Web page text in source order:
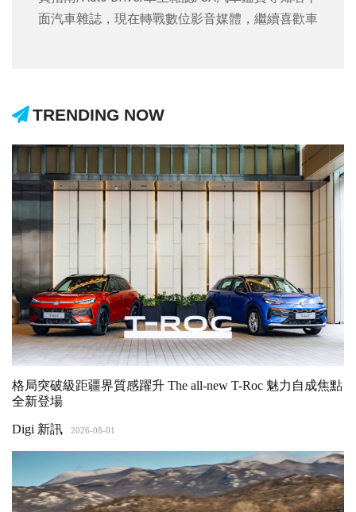
面汽車雜誌，現在轉戰數位影音媒體，繼續喜歡車
TRENDING NOW
格局突破級距疆界質感躍升 The all-new T-Roc 魅力自成焦點
全新登場
Digi 新訊 2026-08-01